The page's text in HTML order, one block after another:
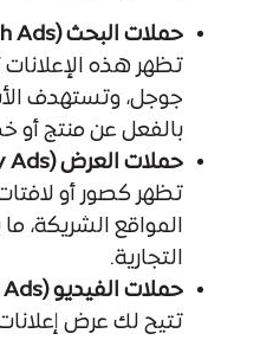
حملات البحث (Search Ads)
تظهر هذه
جوجل، وتستهدف
بالفعل عن منتج أو
حملات العرض (Display Ads)
تظهر كصور أو
المواقع الشريكة،
التجارية.
حملات الفيديو (YouTube Ads)
تتيح لك عرض